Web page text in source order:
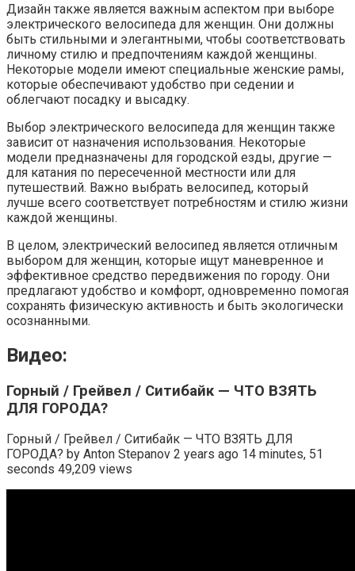
Дизайн также является важным аспектом при выборе
электрического велосипеда для женщин. Они должны
быть стильными и элегантными, чтобы соответствовать
личному стилю и предпочтениям каждой женщины.
Некоторые модели имеют специальные женские рамы,
которые обеспечивают удобство при седении и
облегчают посадку и высадку.
Выбор электрического велосипеда для женщин также
зависит от назначения использования. Некоторые
модели предназначены для городской езды, другие —
для катания по пересеченной местности или для
путешествий. Важно выбрать велосипед, который
лучше всего соответствует потребностям и стилю жизни
каждой женщины.
В целом, электрический велосипед является отличным
выбором для женщин, которые ищут маневренное и
эффективное средство передвижения по городу. Они
предлагают удобство и комфорт, одновременно помогая
сохранять физическую активность и быть экологически
осознанными.
Видео:
Горный / Грейвел / Ситибайк — ЧТО ВЗЯТЬ
ДЛЯ ГОРОДА?
Горный / Грейвел / Ситибайк — ЧТО ВЗЯТЬ ДЛЯ
ГОРОДА? by Anton Stepanov 2 years ago 14 minutes, 51
seconds 49,209 views